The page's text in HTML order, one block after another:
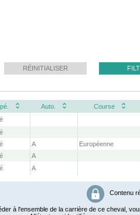
RÉINITIALISER
Auto. Course
A Européenne
A
A
Contenu
à l'ensemble de la carrière de ce cheval,